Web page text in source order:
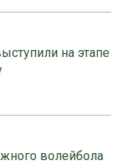
на этапе
волейбола